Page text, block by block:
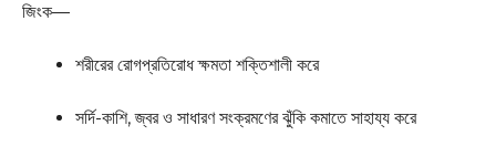
জিংক—
শরীরের রোগপ্রতিরোধ ক্ষমতা শক্তিশালী করে
সর্দি-কাশি, জ্বর ও সাধারণ সংক্রমণের ঝুঁকি কমাতে সাহায্য করে